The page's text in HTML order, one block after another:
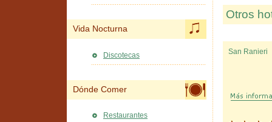
Otros
San Ranieri
Vida Nocturna
Discotecas
Dónde Comer
Restaurantes